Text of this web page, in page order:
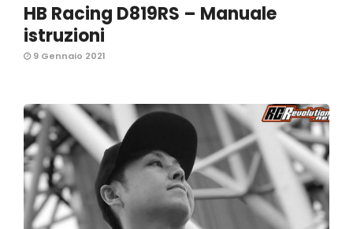
HB Racing D819RS – Manuale
istruzioni
9 Gennaio 2021